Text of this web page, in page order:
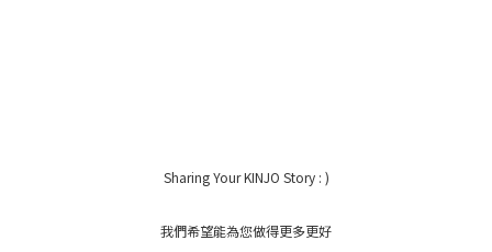
Sharing Your KINJO Story : )
我們希望能為您做得更多更好